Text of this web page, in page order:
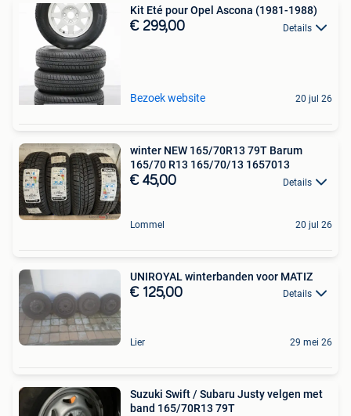
Kit Eté pour Opel Ascona (1981-1988)
€ 299,00 Details
Bezoek website 20 jul 26
winter NEW 165/70R13 79T Barum
165/70 R13 165/70/13 1657013
€ 45,00 Details
Lommel 20 jul 26
UNIROYAL winterbanden voor MATIZ
€ 125,00 Details
Lier 29 mei 26
Suzuki Swift / Subaru Justy velgen met
band 165/70R13 79T